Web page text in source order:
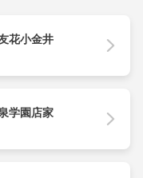
花小金井
学園店家